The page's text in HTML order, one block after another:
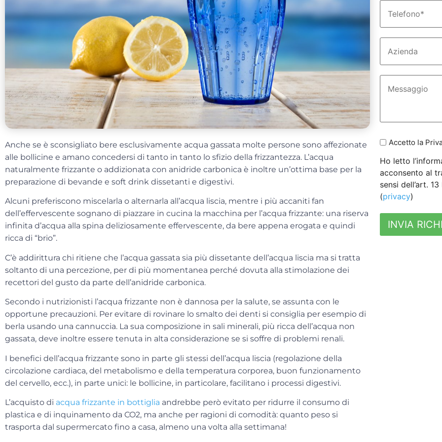
Anche se è sconsigliato bere esclusivamente acqua gassata molte persone sono affezionate
alle bollicine e amano concedersi di tanto in tanto lo sfizio della frizzantezza. L’acqua
naturalmente frizzante o addizionata con anidride carbonica è inoltre un’ottima base per la
preparazione di bevande e soft drink dissetanti e digestivi.
Alcuni preferiscono miscelarla o alternarla all’acqua liscia, mentre i più accaniti fan
dell’effervescente sognano di piazzare in cucina la macchina per l’acqua frizzante: una riserva
infinita d’acqua alla spina deliziosamente effervescente, da bere appena erogata e quindi
ricca di “brio”.
C’è addirittura chi ritiene che l’acqua gassata sia più dissetante dell’acqua liscia ma si tratta
soltanto di una percezione, per di più momentanea perché dovuta alla stimolazione dei
recettori del gusto da parte dell’anidride carbonica.
Secondo i nutrizionisti l’acqua frizzante non è dannosa per la salute, se assunta con le
opportune precauzioni. Per evitare di rovinare lo smalto dei denti si consiglia per esempio di
berla usando una cannuccia. La sua composizione in sali minerali, più ricca dell’acqua non
gassata, deve inoltre essere tenuta in alta considerazione se si soffre di problemi renali.
I benefici dell’acqua frizzante sono in parte gli stessi dell’acqua liscia (regolazione della
circolazione cardiaca, del metabolismo e della temperatura corporea, buon funzionamento
del cervello, ecc.), in parte unici: le bollicine, in particolare, facilitano i processi digestivi.
L’acquisto di acqua frizzante in bottiglia andrebbe però evitato per ridurre il consumo di
plastica e di inquinamento da CO2, ma anche per ragioni di comodità: quanto peso si
trasporta dal supermercato fino a casa, almeno una volta alla settimana!
Accetto la
Ho letto
acconsento al
sensi dell’art.
(privacy)
INVIA